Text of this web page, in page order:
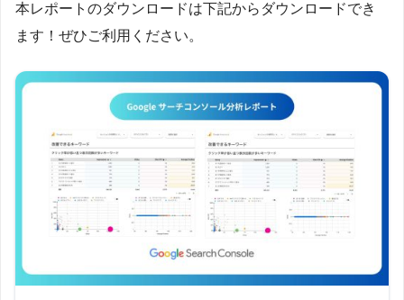
本レポートのダウンロードは下記からダウンロードでき
ます！ぜひご利用ください。